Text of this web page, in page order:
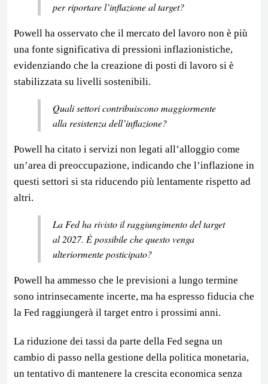
per riportare l’inflazione al target?
Powell ha osservato che il mercato del lavoro non è più
una fonte significativa di pressioni inflazionistiche,
evidenziando che la creazione di posti di lavoro si è
stabilizzata su livelli sostenibili.
Quali settori contribuiscono maggiormente
alla resistenza dell’inflazione?
Powell ha citato i servizi non legati all’alloggio come
un’area di preoccupazione, indicando che l’inflazione in
questi settori si sta riducendo più lentamente rispetto ad
altri.
La Fed ha rivisto il raggiungimento del target
al 2027. È possibile che questo venga
ulteriormente posticipato?
Powell ha ammesso che le previsioni a lungo termine
sono intrinsecamente incerte, ma ha espresso fiducia che
la Fed raggiungerà il target entro i prossimi anni.
La riduzione dei tassi da parte della Fed segna un
cambio di passo nella gestione della politica monetaria,
un tentativo di mantenere la crescita economica senza